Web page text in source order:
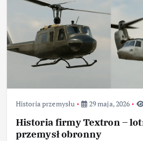
Historia przemysłu 29 maja, 2026
Historia firmy Textron –
przemysł obronny